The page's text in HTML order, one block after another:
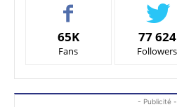
65K
Fans
77 624
Followers
- Publicité -